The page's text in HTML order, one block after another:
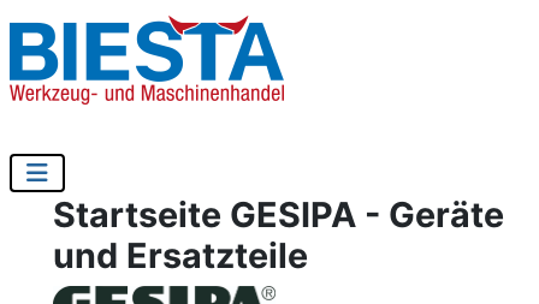
Startseite GESIPA - Geräte
und Ersatzteile